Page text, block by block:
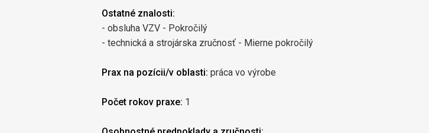
Ostatné znalosti:
- obsluha VZV - Pokročilý
- technická a strojárska zručnosť - Mierne pokročilý
Prax na pozícii/v oblasti: práca vo výrobe
Počet rokov praxe: 1